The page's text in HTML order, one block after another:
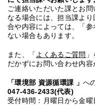
ご連絡いただいた課とお
なる場合には、担当課よ
合や内容によっては、「
ない場合もあります。
また、「 よくあるご質問
だかずにお問い合わせ内容
「環境部 資源循環課 」 へ
047-436-2433(代表)
受付時間：月曜日から金